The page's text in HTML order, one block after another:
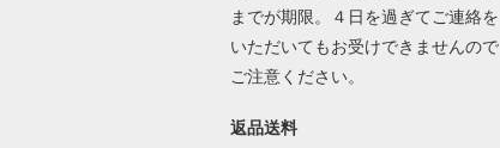
までが期限。４日を過ぎてご連絡を
いただいてもお受けできませんので
ご注意ください。
返品送料